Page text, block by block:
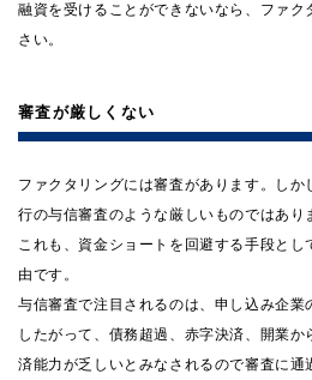
融資を受けることができないなら、ファ
さい。
審査が厳しくない
ファクタリングには審査があります。しか
行の与信審査のような厳しいものではあり
これも、資金ショートを回避する手段とし
由です。
与信審査で注目されるのは、申し込み企業
したがって、債務超過、赤字決済、開業
済能力が乏しいとみなされるので審査に通